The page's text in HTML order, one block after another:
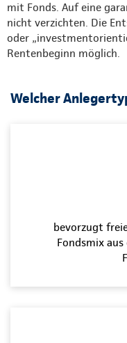
mit Fonds. Auf eine
nicht verzichten. Die
oder
Rentenbeginn möglich.
Welcher
bevorzugt
Fondsmix